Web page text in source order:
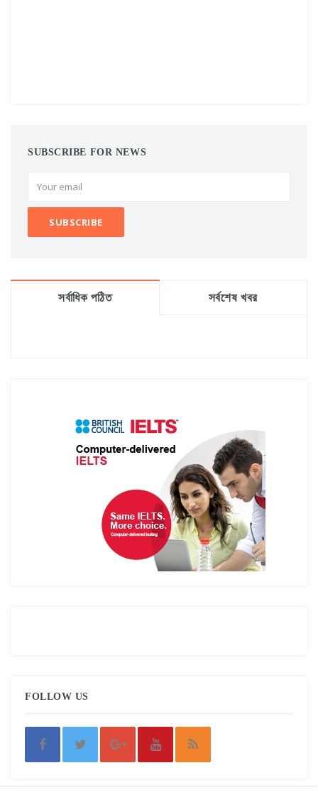
SUBSCRIBE FOR NEWS
সর্বাধিক পঠিত সর্বশেষ খবর
FOLLOW US